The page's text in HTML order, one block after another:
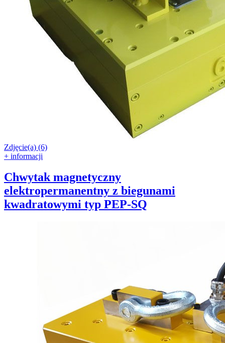
Zdjęcie(a) (6)
+ informacji
Chwytak magnetyczny
elektropermanentny z biegunami
kwadratowymi typ PEP-SQ